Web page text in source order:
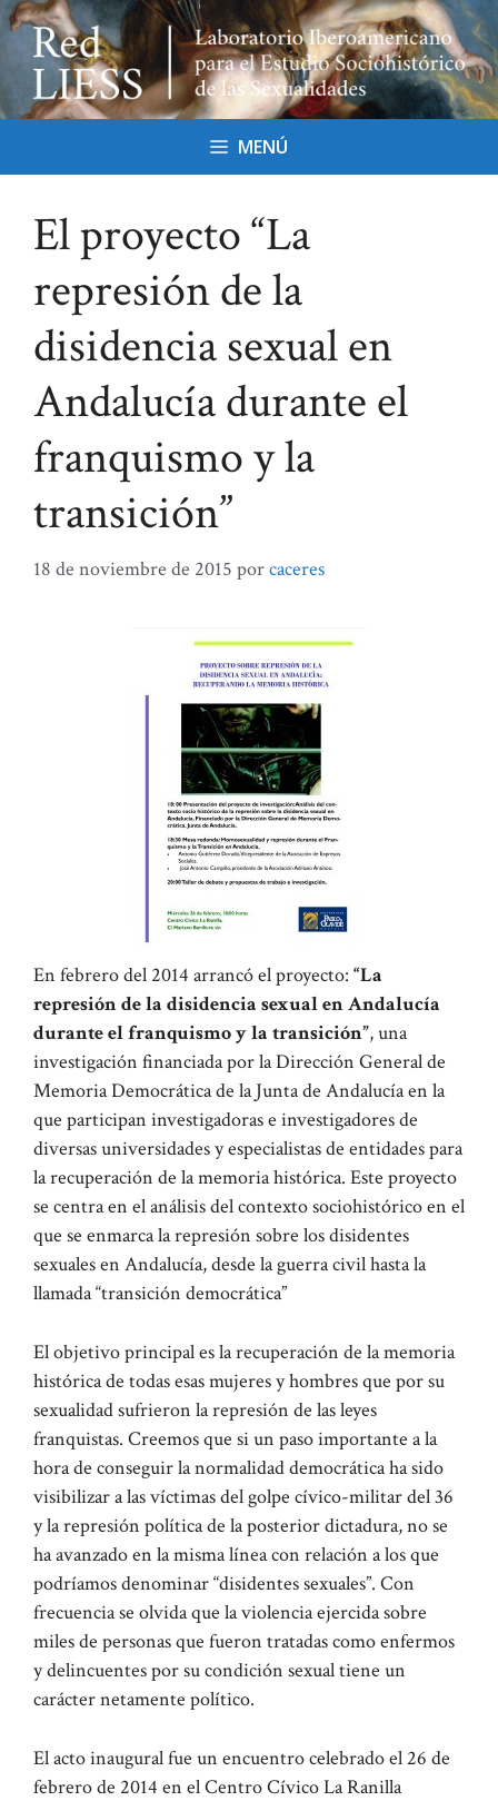
Saltar
contenido
MENÚ
El proyecto “La
represión de la
disidencia sexual en
Andalucía durante el
franquismo y la
transición”
18 de noviembre de 2015 porcaceres
En febrero del 2014 arrancó el proyecto: “La
represión de la disidencia sexual en Andalucía
durante el franquismo y la transición”, una
investigación financiada por la Dirección General de
Memoria Democrática de la Junta de Andalucía en la
que participan investigadoras e investigadores de
diversas universidades y especialistas de entidades para
la recuperación de la memoria histórica. Este proyecto
se centra en el análisis del contexto sociohistórico en el
que se enmarca la represión sobre los disidentes
sexuales en Andalucía, desde la guerra civil hasta la
llamada “transición democrática”
El objetivo principal es la recuperación de la memoria
histórica de todas esas mujeres y hombres que por su
sexualidad sufrieron la represión de las leyes
franquistas. Creemos que si un paso importante a la
hora de conseguir la normalidad democrática ha sido
visibilizar a las víctimas del golpe cívico-militar del 36
y la represión política de la posterior dictadura, no se
ha avanzado en la misma línea con relación a los que
podríamos denominar “disidentes sexuales”. Con
frecuencia se olvida que la violencia ejercida sobre
miles de personas que fueron tratadas como enfermos
y delincuentes por su condición sexual tiene un
carácter netamente político.
El acto inaugural fue un encuentro celebrado el 26 de
febrero de 2014 en el Centro Cívico La Ranilla